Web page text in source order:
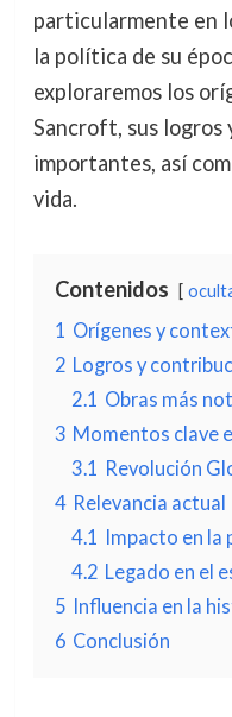
particularmente en
la política de su
exploraremos los
Sancroft, sus logros
importantes, así
vida.
Contenidos
1 Orígenes y
2 Logros y
2.1 Obras más
3 Momentos clave
3.1 Revolución
4 Relevancia actual
4.1
Impacto en
4.2 Legado en el
5
Influencia en la
6 Conclusión